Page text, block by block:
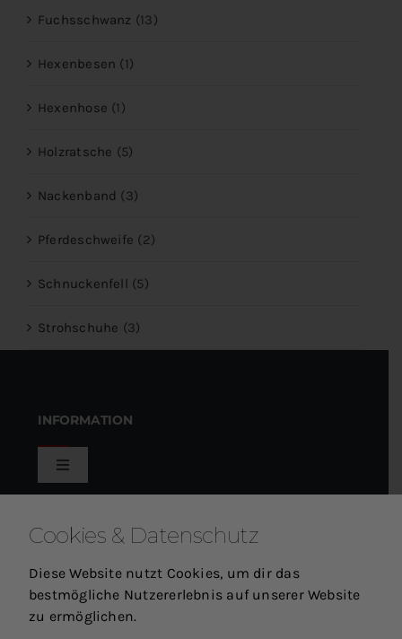
Fuchsschwanz (13)
Hexenbesen (1)
Hexenhose (1)
Holzratsche (5)
Nackenband (3)
Pferdeschweife (2)
Schnuckenfell (5)
Strohschuhe (3)
INFORMATION
Toggle
Impressum
KUNDENSERVICE
Toggle
Navigation
Mein Warenkorb
SCHLAGWÖRTER
Cookies & Datenschutz
Diese Website nutzt Cookies, um dir das
bestmögliche Nutzererlebnis auf unserer Website
zu ermöglichen.